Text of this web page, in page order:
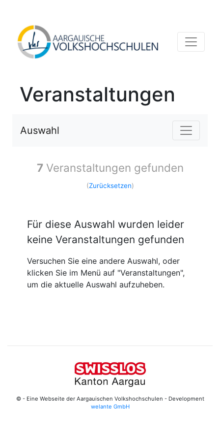
Veranstaltungen
Auswahl
7Veranstaltungen gefunden
(Zurücksetzen)
Für diese Auswahl wurden leider
keine Veranstaltungen gefunden
Versuchen Sie eine andere Auswahl, oder
klicken Sie im Menü auf "Veranstaltungen",
um die aktuelle Auswahl aufzuheben.
© - Eine Webseite der Aargauischen Volkshochschulen - Development
welante GmbH